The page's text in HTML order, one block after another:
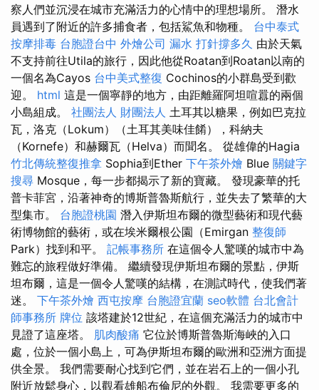
察人們並沉浸在城市充滿活力的心情中的理想場所。 潛水
員遇到了附近的許多捕食者，包括鯊魚和物種。 台中泰式
按摩排毒 台胞證台中 外燴公司 漏水 打針撐多久 由於天氣
不支持前往Utila的旅行，因此他從Roatan到Roatan以南的
一個名為Cayos 台中美式整復 Cochinos的小群島受到歡
迎。 html 這是一個寧靜的地方，由距離羅阿坦喧囂的兩個
小島組成。 社團法人 財團法人 土耳其以糖果，例如巴克拉
瓦，洛克（Lokum）（土耳其美味佳餚），科納夫
（Kornefe）和赫爾瓦（Helva）而聞名。 從雄偉的Hagia
竹北傳統整復推拿 Sophia到Ether 下午茶外燴 Blue 關鍵字
搜尋 Mosque，每一步都揭示了新的寶藏。 發現豪華的托
普卡菲宮，沿著神奇的博斯普魯斯航行，並失去了繁華的大
型集市。 台胞證桃園 潛入伊斯坦布爾的微型藝術和現代藝
術博物館的藝術，或在埃米爾根公園（Emirgan 整復師
Park）找到和平。 記帳事務所 在這個令人驚嘆的城市中為
難忘的旅程做好準備。 繼續發現伊斯坦布爾的景點，伊斯
坦布爾，這是一個令人驚嘆的結構，在測試時代，使我們著
迷。 下午茶外燴 西屯按摩 台胞證宜蘭 seo軟體 台北會計
師事務所 牌位 該塔建於12世紀，在這個充滿活力的城市中
見證了這座塔。 肌肉酸痛 它位於博斯普魯斯海峽的入口
處，位於一個小島上，可為伊斯坦布爾的歐洲和亞洲方面提
供全景。 我們需要耐心找到它們，並在岩石上的一個小孔
附近放鬆身心，以觀看雄船布倫尼的外觀。 我需要更多的